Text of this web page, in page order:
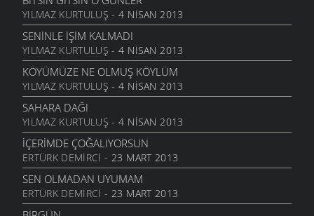
NATAŞA
6 MART 2006
ACABA
6 MART 2006
DOLUDUR
6 MART 2006
DAHASI VAR
6 MART 2006
ÖĞRETMENI GÖR
6 MART 2006
ÇORUH
6 MART 2006
YILMAZ KURTULUŞ - 4 NISAN 2013
SENINLE İŞIM KALMADI
YILMAZ KURTULUŞ - 4 NISAN 2013
KÖYÜMÜZE NE OLMUŞ KÖYLÜM
YILMAZ KURTULUŞ - 4 NISAN 2013
SAHARA DAĞI
YILMAZ KURTULUŞ - 4 NISAN 2013
İÇERIMDE ÇOĞALIYORSUN
ERTÜRK DEMIRCI - 23 MART 2013
SEN OLMADAN UYUMAM
ERTÜRK DEMIRCI - 23 MART 2013